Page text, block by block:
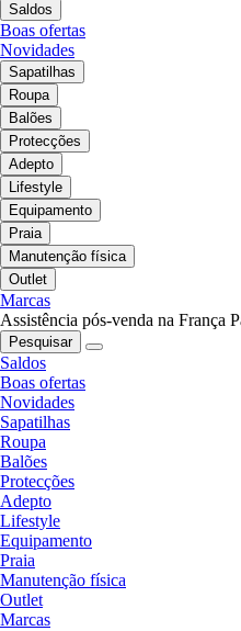
Saldos
Boas ofertas
Novidades
Sapatilhas
Roupa
Balões
Protecções
Adepto
Lifestyle
Equipamento
Praia
Manutenção física
Outlet
Marcas
Assistência pós-venda na França
Pesquisar
Saldos
Boas ofertas
Novidades
Sapatilhas
Roupa
Balões
Protecções
Adepto
Lifestyle
Equipamento
Praia
Manutenção física
Outlet
Marcas